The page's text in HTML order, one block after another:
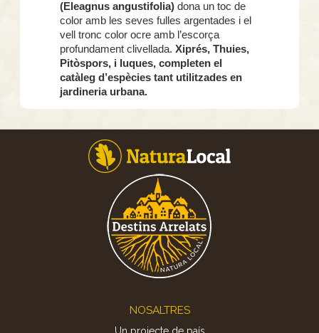
(Eleagnus angustifolia) dona un toc de
color amb les seves fulles argentades i el
vell tronc color ocre amb l’escorça
profundament clivellada. Xiprés, Thuies,
Pitòspors, i Iuques, completen el
catàleg d’espècies tant utilitzades en
jardineria urbana.
NOSALTRES